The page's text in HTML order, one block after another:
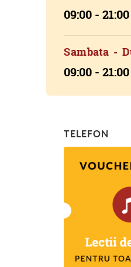
09:00 - 21:00
Sambata -
09:00 - 21:00
TELEFON